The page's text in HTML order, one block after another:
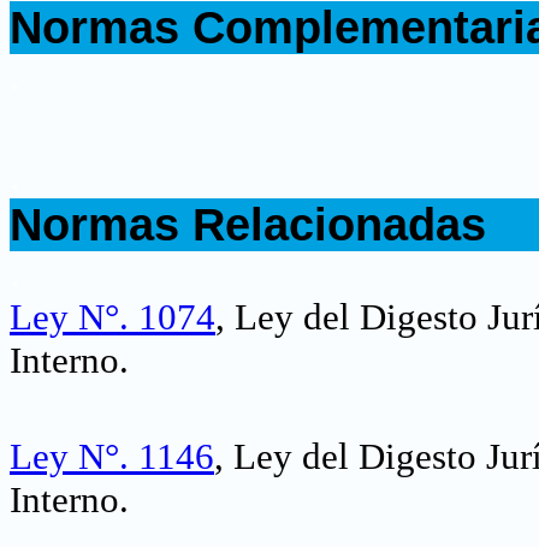
Normas
Normas Relacionadas
Ley N°. 1074, Ley del Digesto
Interno.
Ley N°. 1146, Ley del Digesto
Interno.